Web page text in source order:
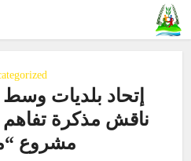
إتحاد بلديات
مشروع